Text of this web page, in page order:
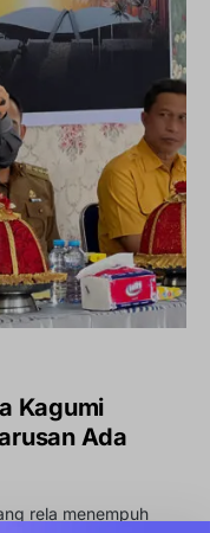
Kagumi
Ada
rela menempuh